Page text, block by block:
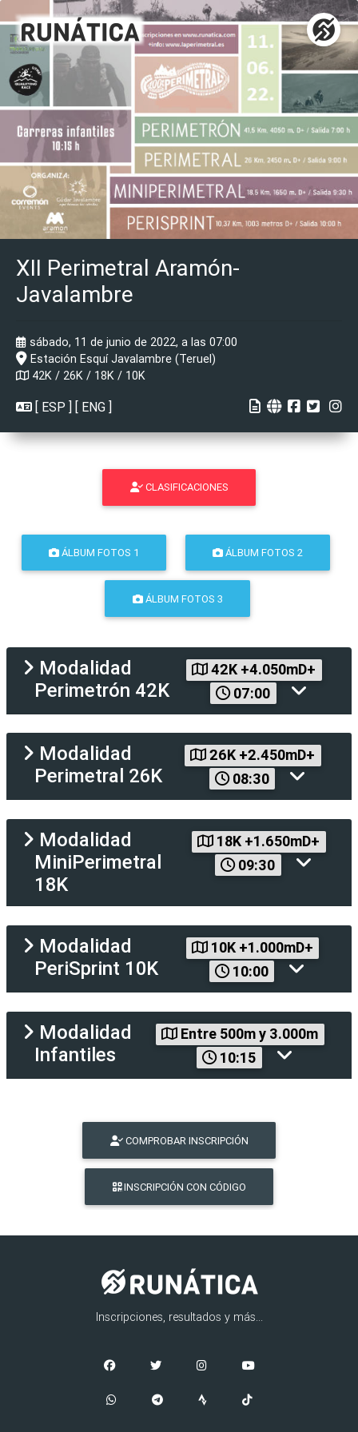
XII Perimetral Aramón-
Javalambre
sábado, 11 de junio de 2022, a las 07:00
Estación Esquí Javalambre (Teruel)
42K / 26K / 18K / 10K
[ ESP ] [ ENG ]
CLASIFICACIONES
ÁLBUM FOTOS 1 ÁLBUM FOTOS 2
ÁLBUM FOTOS 3
Modalidad
Perimetrón 42K
42K +4.050mD+
07:00
Modalidad
Perimetral 26K
26K +2.450mD+
08:30
Modalidad
MiniPerimetral
18K
18K +1.650mD+
09:30
Modalidad
PeriSprint 10K
10K +1.000mD+
10:00
Modalidad
Infantiles
Entre 500m y 3.000m
10:15
COMPROBAR INSCRIPCIÓN
INSCRIPCIÓN CON CÓDIGO
Inscripciones, resultados y más...